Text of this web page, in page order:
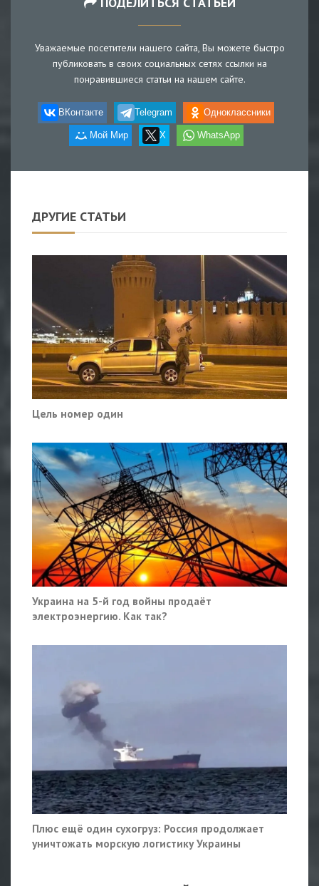
Уважаемые посетители нашего сайта, Вы можете быстро
публиковать в своих социальных сетях ссылки на
понравившиеся статьи на нашем сайте.
ВКонтакте Telegram Одноклассники
Мой Мир X WhatsApp
ДРУГИЕ СТАТЬИ
Цель номер один
Украина на 5-й год войны продаёт
электроэнергию. Как так?
Плюс ещё один сухогруз: Россия продолжает
уничтожать морскую логистику Украины